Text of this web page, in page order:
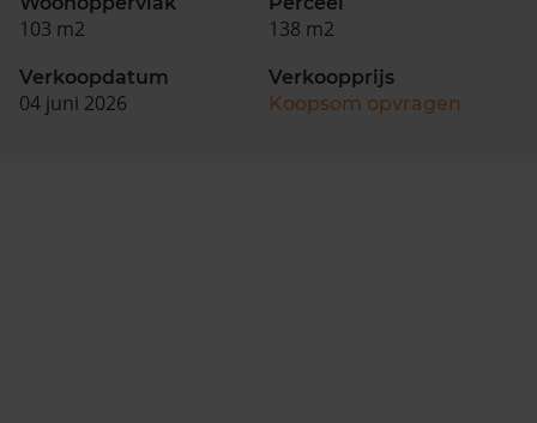
103 m2 138 m2
Verkoopdatum
04 juni 2026
Verkoopprijs
Koopsom opvragen